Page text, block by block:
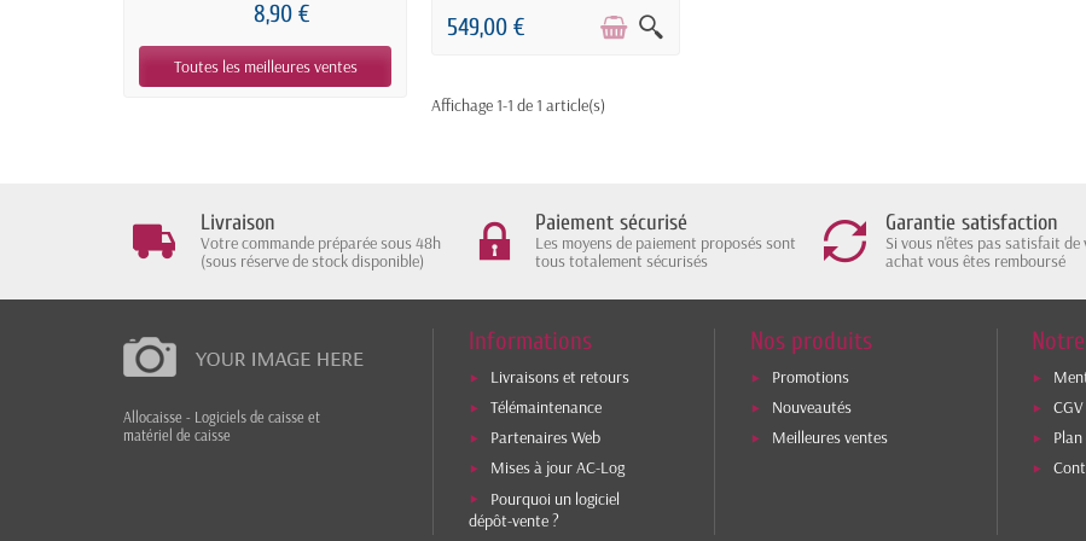
8,90 €
Toutes les meilleures ventes
549,00 €
Affichage 1-1 de 1 article(s)
Livraison
Votre commande préparée sous 48h
(sous réserve de stock disponible)
Paiement sécurisé
Les moyens de paiement proposés sont
tous totalement sécurisés
Garantie satisfaction
Si vous n'êtes pas satisfait de
achat vous êtes remboursé
Allocaisse - Logiciels de caisse et
matériel de caisse
Informations
Livraisons et retours
Télémaintenance
Partenaires Web
Mises à jour AC-Log
Pourquoi un logiciel
dépôt-vente ?
Nos produits
Promotions
Nouveautés
Meilleures ventes
CGV